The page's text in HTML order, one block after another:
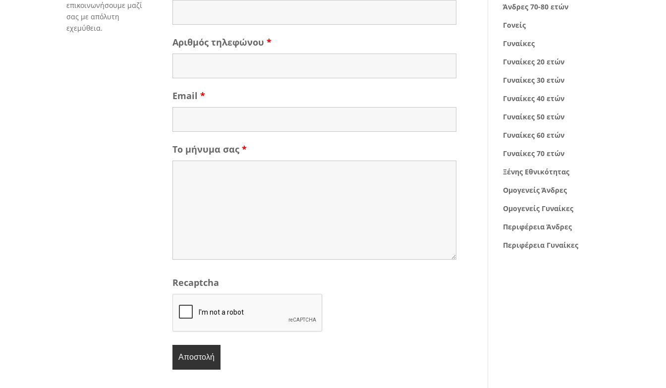
επικοινωνήσουμε μαζί
σας με απόλυτη
εχεμύθεια.
Αριθμός τηλεφώνου*
Email*
Το μήνυμα σας*
Recaptcha
Άνδρες 70-80 ετών
Γονείς
Γυναίκες
Γυναίκες 20 ετών
Γυναίκες 30 ετών
Γυναίκες 40 ετών
Γυναίκες 50 ετών
Γυναίκες 60 ετών
Γυναίκες 70 ετών
Ξένης Εθνικότητας
Ομογενείς Άνδρες
Ομογενείς Γυναίκες
Περιφέρεια Άνδρες
Περιφέρεια Γυναίκες